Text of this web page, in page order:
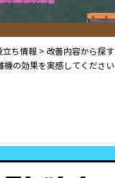
立ち情報 > 改善内容から探す
の効果を実感してください